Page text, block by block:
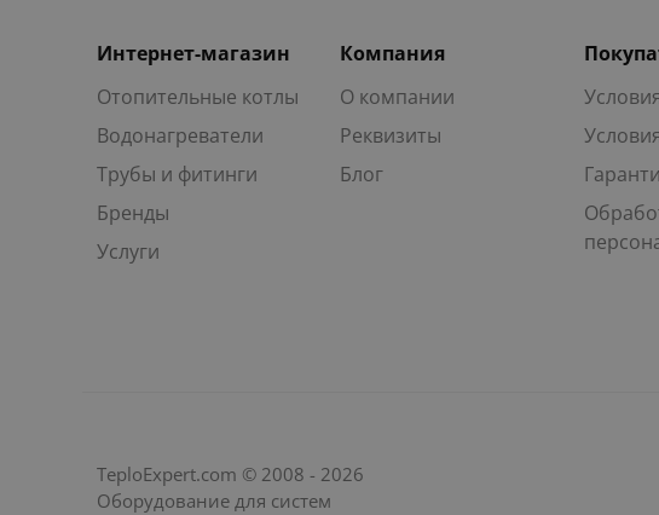
Интернет-магазин
Отопительные котлы
Водонагреватели
Трубы и фитинги
Бренды
Услуги
Компания
О компании
Реквизиты
Блог
TeploExpert.com © 2008 - 2026
Оборудование для систем